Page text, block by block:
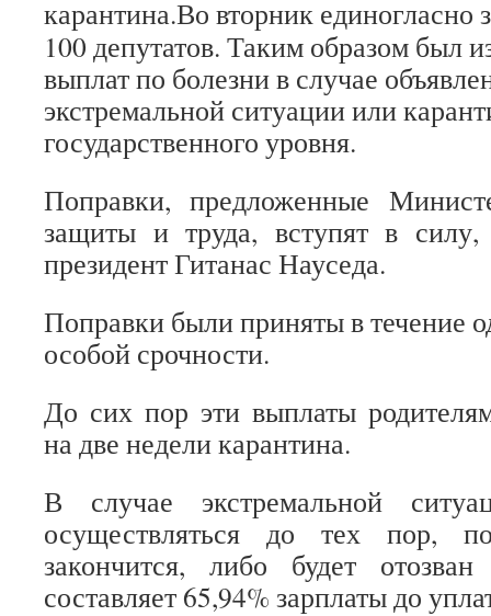
карантина.Во вторник единогласно
100 депутатов. Таким образом был
выплат по болезни в случае
экстремальной ситуации или
государственного уровня.
Поправки, предложенные
защиты и труда, вступят в
президент Гитанас Науседа.
Поправки были приняты в течение
особой срочности.
До сих пор эти выплаты
на две недели карантина.
В случае экстремальной
осуществляться до тех пор,
закончится, либо будет
составляет 65,94% зарплаты до